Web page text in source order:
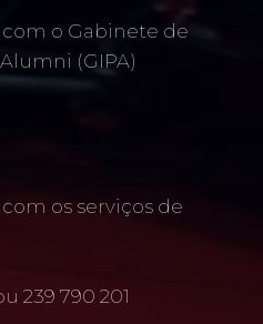
o Gabinete de
(GIPA)
os serviços de
239 790 201